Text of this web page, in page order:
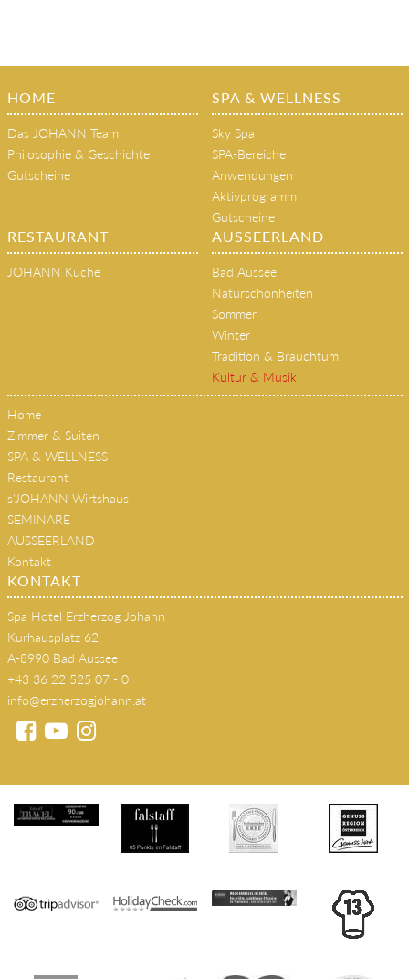
HOME
Das JOHANN Team
Philosophie & Geschichte
Gutscheine
SPA & WELLNESS
Sky Spa
SPA-Bereiche
Anwendungen
Aktivprogramm
Gutscheine
RESTAURANT
JOHANN Küche
AUSSEERLAND
Bad Aussee
Naturschönheiten
Sommer
Winter
Tradition & Brauchtum
Kultur & Musik
Home
Zimmer & Suiten
SPA & WELLNESS
Restaurant
s'JOHANN Wirtshaus
SEMINARE
AUSSEERLAND
Kontakt
KONTAKT
Spa Hotel Erzherzog Johann
Kurhausplatz 62
A-8990 Bad Aussee
+43 36 22 525 07 - 0
info@erzherzogjohann.at